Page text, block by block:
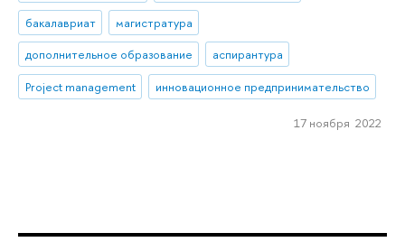
бакалавриат
магистратура
дополнительное образование
аспирантура
Project management
инновационное предпринимательство
17 ноября 2022